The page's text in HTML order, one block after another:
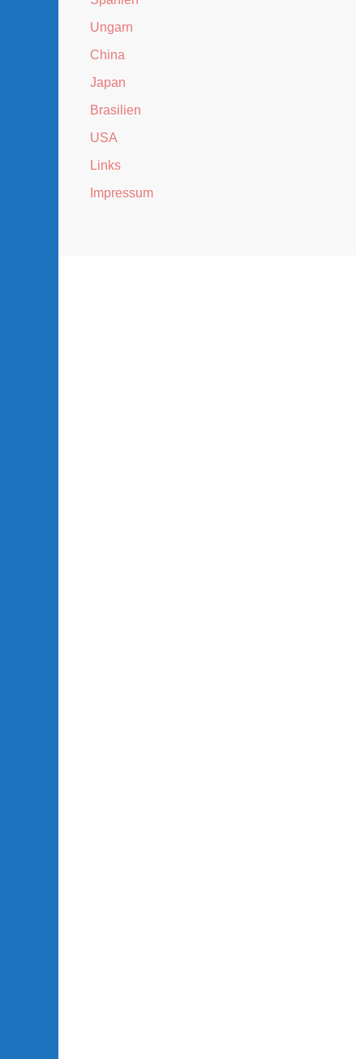
Ungarn
China
Japan
Brasilien
USA
Links
Impressum